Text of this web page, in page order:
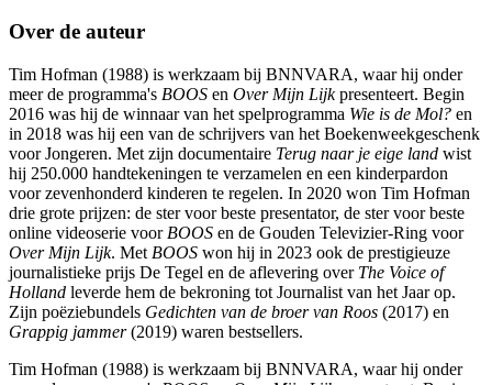
Over de auteur
Tim Hofman (1988) is werkzaam bij BNNVARA, waar hij onder
meer de programma's BOOS en Over Mijn Lijkpresenteert. Begin
2016 was hij de winnaar van het spelprogramma Wie is de Mol? en
in 2018 was hij een van de schrijvers van het Boekenweekgeschenk
voor Jongeren. Met zijn documentaire Terug naar je eige land wist
hij 250.000 handtekeningen te verzamelen en een kinderpardon
voor zevenhonderd kinderen te regelen. In 2020 won Tim Hofman
drie grote prijzen: de ster voor beste presentator, de ster voor beste
online videoserie voor BOOS en de Gouden Televizier-Ring voor
Over Mijn Lijk. Met BOOS won hij in 2023 ook de prestigieuze
journalistieke prijs De Tegel en de aflevering over The Voice of
Holland leverde hem de bekroning tot Journalist van het Jaar op.
Zijn poëziebundels Gedichten van de broer van Roos (2017) en
Grappig jammer(2019) waren bestsellers.
Tim Hofman (1988) is werkzaam bij BNNVARA, waar hij onder